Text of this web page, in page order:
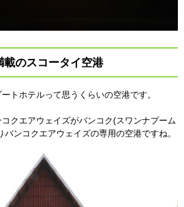
載のスコータイ空港
トホテルって思うくらいの空港です。
クエアウェイズがバンコク(スワンナプーム
バンコクエアウェイズの専用の空港ですね。